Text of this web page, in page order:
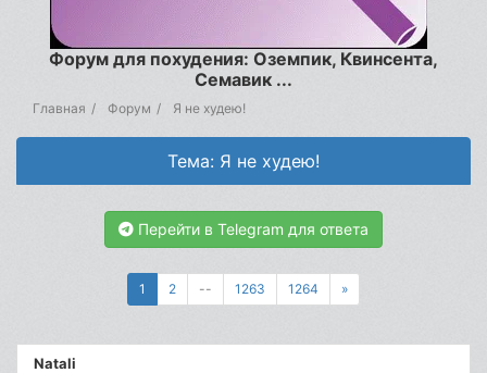
Форум для похудения: Оземпик, Квинсента,
Семавик ...
Главная Форум Я не худею!
Тема: Я не худею!
Перейти в Telegram для ответа
1 2 -- 1263 1264 »
Natali